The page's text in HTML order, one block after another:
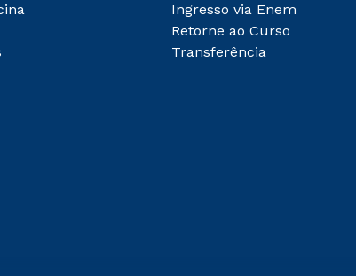
Ingresso via Enem
Retorne ao Curso
Transferência